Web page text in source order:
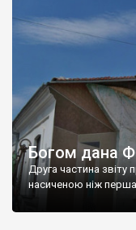
Богом дана
Друга частина
насиченою ніж